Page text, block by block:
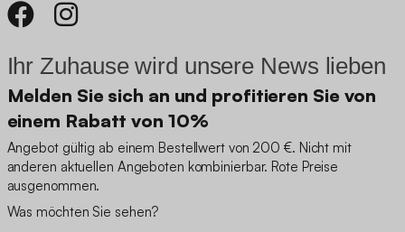
Ihr Zuhause wird unsere News lieben
Melden Sie sich an und profitieren Sie von
einem Rabatt von 10%
Angebot gültig ab einem Bestellwert von 200 €. Nicht mit
anderen aktuellen Angeboten kombinierbar. Rote Preise
ausgenommen.
Was möchten Sie sehen?